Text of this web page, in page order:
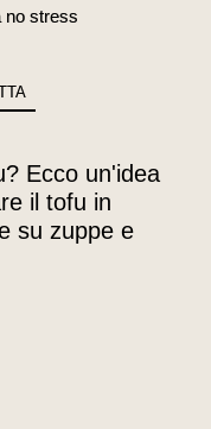
no stress
Ecco un'idea
il tofu in
su zuppe e